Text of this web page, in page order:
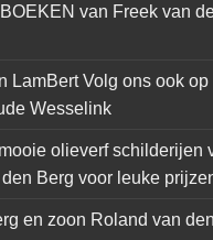
van Freek van
LamBert Volg ons ook
Wesselink
olieverf schilderijen
Berg voor leuke
en zoon Roland van